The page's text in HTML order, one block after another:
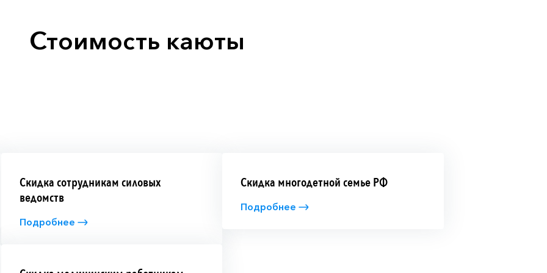
призывали на царство
В Костроме находится
бархатного сезона. На
появляться
Стоимость каюты
Скидка сотрудникам силовых
ведомств
Подробнее
Скидка многодетной семье РФ
Подробнее